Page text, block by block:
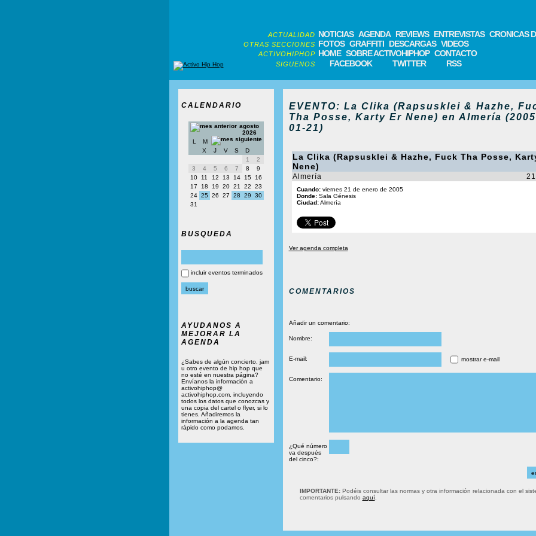
ACTUALIDAD NOTICIAS AGENDA REVIEWS ENTREVISTAS CRONICAS
OTRAS SECCIONES FOTOS GRAFFITI DESCARGAS VIDEOS
ACTIVOHIPHOP HOME SOBRE ACTIVOHIPHOP CONTACTO
SIGUENOS FACEBOOK TWITTER RSS
CALENDARIO
agosto
2026
L
M
X
J V S
D
1
2
3
4 5 6 7 8
9
10
11 12 13 14 15
16
17
18 19 20 21 22
23
24 25 26 27 28 29
30
31
BUSQUEDA
incluir eventos terminados
AYUDANOS A
MEJORAR LA
AGENDA
¿Sabes de algún concierto, jam
u otro evento de hip hop que
no esté en nuestra página?
Envíanos la información a
activohiphop@
activohiphop.com, incluyendo
todos los datos que conozcas y
una copia del cartel o flyer, si lo
tienes. Añadiremos la
información a la agenda tan
rápido como podamos.
EVENTO: La Clika (Rapsusklei & Hazhe,
Tha Posse, Karty Er Nene) en Almería
01-21)
La Clika (Rapsusklei & Hazhe, Fuck Tha Posse,
Nene)
Almería
Cuando:viernes 21 de enero de 2005
Donde:Sala Génesis
Ciudad:Almería
Ver agenda completa
COMENTARIOS
Añadir un comentario:
Nombre:
E-mail: mostrar e-mail
Comentario:
¿Qué número
va después
del cinco?:
IMPORTANTE:Podéis consultar las normas y otra información relacionada con el
comentarios pulsando aquí.